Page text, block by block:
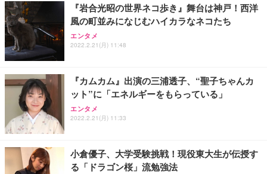
『岩合光昭の世界ネコ歩き』舞台は神戸！西洋
風の町並みになじむハイカラなネコたち
エンタメ
2022.2.21(月) 11:48
『カムカム』出演の三浦透子、“聖子ちゃんカ
ット”に「エネルギーをもらっている」
エンタメ
2022.2.21(月) 11:33
小倉優子、大学受験挑戦！現役東大生が伝授す
る「ドラゴン桜」流勉強法